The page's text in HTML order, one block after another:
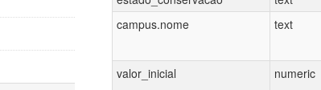
campus.nome
text
valor_inicial numeric